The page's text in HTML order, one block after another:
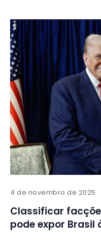
4 de novembro de 2025
Classificar
pode expor Brasil